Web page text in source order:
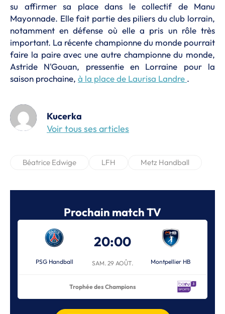
su affirmer sa place dans le collectif de Manu
Mayonnade. Elle fait partie des piliers du club lorrain,
notamment en défense où elle a pris un rôle très
important. La récente championne du monde pourrait
faire la paire avec une autre championne du monde,
Astride N'Gouan, pressentie en Lorraine pour la
saison prochaine, à la place de Laurisa Landre .
Kucerka
Voir tous ses articles
Béatrice Edwige LFH Metz Handball
Prochain match TV
PSG Handball
20:00
SAM. 29 AOÛT. Montpellier HB
Trophée des Champions